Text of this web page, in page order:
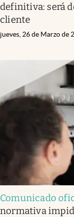
definitiva: será
cliente
jueves, 26 de Marzo de
Comunicado
normativa